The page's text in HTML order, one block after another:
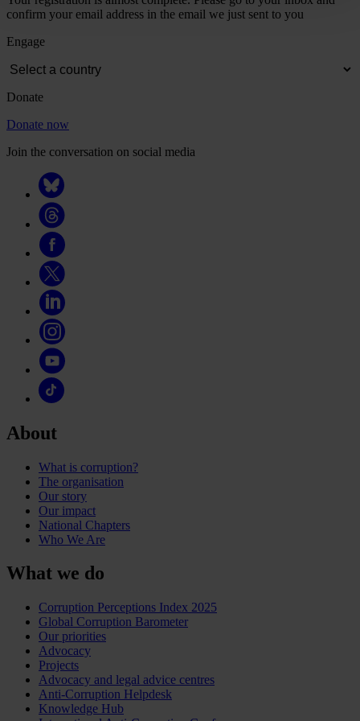
confirm your email address in the email we just sent to you
Engage
Donate
Donate now
Join the conversation on social media
About
What is corruption?
The organisation
Our story
Our impact
National Chapters
Who We Are
What we do
Corruption Perceptions Index 2025
Global Corruption Barometer
Our priorities
Advocacy
Projects
Advocacy and legal advice centres
Anti-Corruption Helpdesk
Knowledge Hub